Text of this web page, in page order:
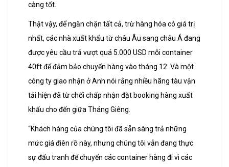
càng tốt.
Thật vậy, để ngăn chặn tất cả, trừ hàng hóa có giá trị
nhất, các nhà xuất khẩu từ châu Âu sang châu Á đang
được yêu cầu trả vượt quá 5.000 USD mỗi container
40ft để đảm bảo chuyến hàng vào tháng 12. Và một
công ty giao nhận ở Anh nói rằng nhiều hãng tàu vận
tải hiện đã từ chối chấp nhận đặt booking hàng xuất
khẩu cho đến giữa Tháng Giêng.
“Khách hàng của chúng tôi đã sẵn sàng trả những
mức giá điên rồ này, nhưng chúng tôi vẫn đang thực
sự đấu tranh để chuyển các container hàng đi vì các